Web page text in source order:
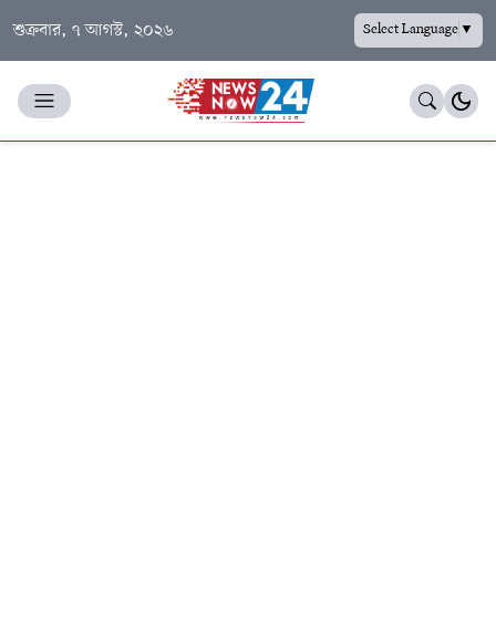
শুক্রবার, ৭ আগস্ট, ২০২৬ Select Language▼